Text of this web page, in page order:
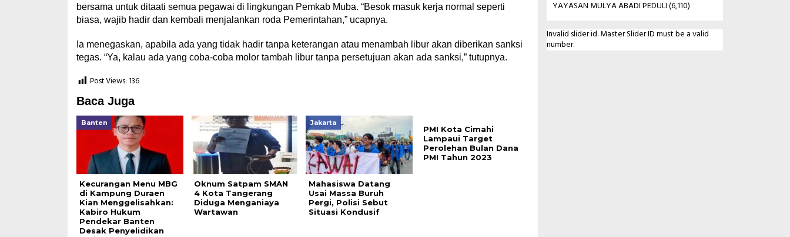
bersama untuk ditaati semua pegawai di lingkungan Pemkab Muba. “Besok masuk kerja normal seperti
biasa, wajib hadir dan kembali menjalankan roda Pemerintahan,” ucapnya.
Ia menegaskan, apabila ada yang tidak hadir tanpa keterangan atau menambah libur akan diberikan sanksi
tegas. “Ya, kalau ada yang coba-coba molor tambah libur tanpa persetujuan akan ada sanksi,” tutupnya.
Post Views: 136
Baca Juga
Banten
Kecurangan Menu MBG
di Kampung Duraen
Kian Menggelisahkan:
Kabiro Hukum
Pendekar Banten
Desak Penyelidikan
Oknum Satpam SMAN
4 Kota Tangerang
Diduga Menganiaya
Wartawan
Jakarta
Mahasiswa Datang
Usai Massa Buruh
Pergi, Polisi Sebut
Situasi Kondusif
PMI Kota Cimahi
Lampaui Target
Perolehan Bulan Dana
PMI Tahun 2023
YAYASAN MULYA ABADI PEDULI(6,110)
Invalid slider id. Master Slider ID must be a valid
number.